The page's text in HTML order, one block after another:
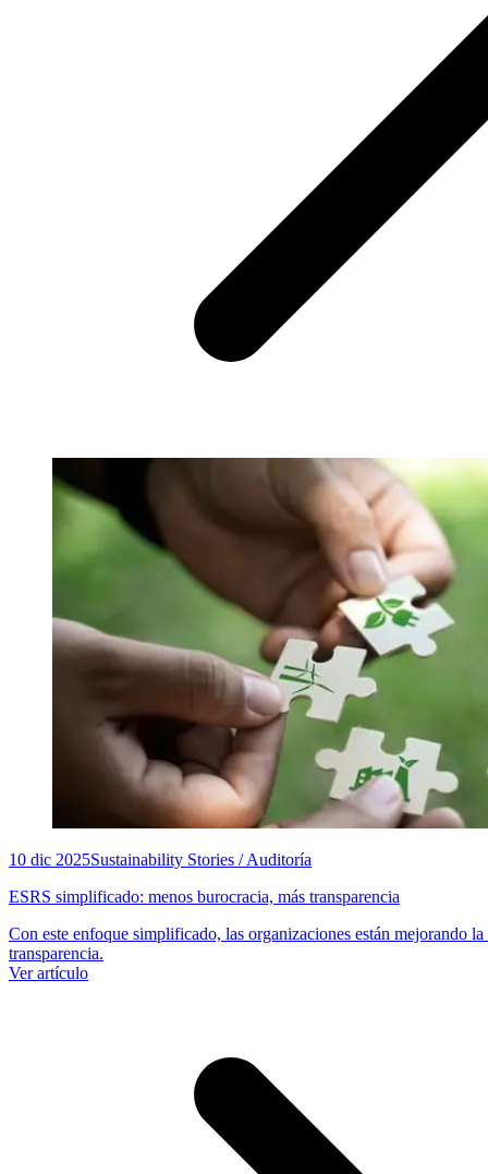
10 dic 2025Sustainability Stories / Auditoría
ESRS simplificado: menos burocracia, más transparencia
Con este enfoque simplificado, las organizaciones están mejorando
transparencia.
Ver artículo